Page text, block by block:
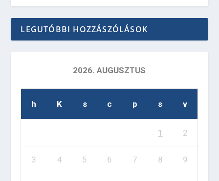
LEGUTÓBBI HOZZÁSZÓLÁSOK
2026. AUGUSZTUS
h K s c p s v
1 2
3 4 5 6 7 8 9